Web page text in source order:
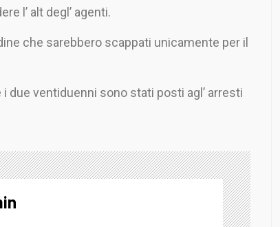
l’ alt degl’ agenti.
che sarebbero scappati unicamente per il
due ventiduenni sono stati posti agl’ arresti